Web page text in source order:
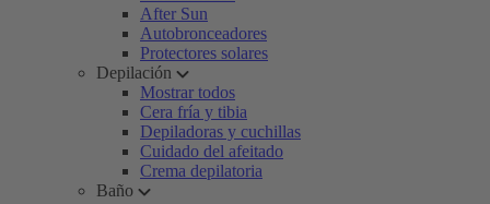
After Sun
Autobronceadores
Protectores solares
Depilación
Mostrar todos
Cera fría y tibia
Depiladoras y cuchillas
Cuidado del afeitado
Crema depilatoria
Baño